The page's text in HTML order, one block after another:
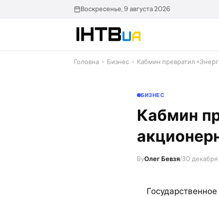
Воскресенье, 9 августа 2026
Головна › Бизнес › Кабмин превратил
БИЗНЕС
Кабмин
ByОлег Бевзя/30 декабря